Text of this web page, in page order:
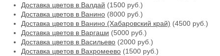
Доставка цветов в Валдай (1500 руб.)
Доставка цветов в Ванино (8000 руб.)
Доставка цветов в Ванино (Хабаровский край) (4500 руб.)
Доставка цветов в Варгаши (5000 руб.)
Доставка цветов в Васильево (2000 руб.)
Доставка цветов в Вахромеево (1500 руб.)